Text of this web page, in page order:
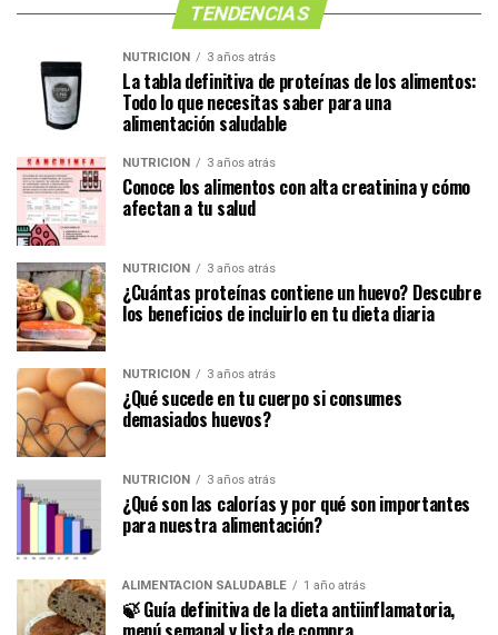
TENDENCIAS
NUTRICIÓN 3 años atrás
La tabla definitiva de proteínas de los alimentos:
Todo lo que necesitas saber para una
alimentación saludable
NUTRICIÓN 3 años atrás
Conoce los alimentos con alta creatinina y cómo
afectan a tu salud
NUTRICIÓN 3 años atrás
¿Cuántas proteínas contiene un huevo? Descubre
los beneficios de incluirlo en tu dieta diaria
NUTRICIÓN 3 años atrás
¿Qué sucede en tu cuerpo si consumes
demasiados huevos?
NUTRICIÓN 3 años atrás
¿Qué son las calorías y por qué son importantes
para nuestra alimentación?
ALIMENTACIÓN SALUDABLE 1 año atrás
🍃 Guía definitiva de la dieta antiinflamatoria,